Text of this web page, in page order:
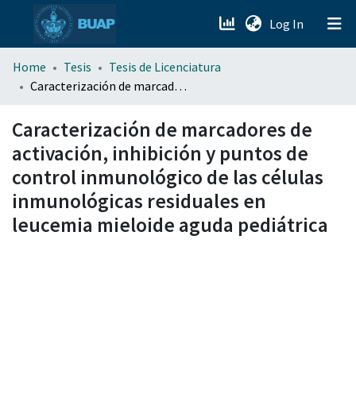
Log In (current)
menu.section.about_menu
Home Tesis
Tesis de Licenciatura
Caracterización de marcadores de activación, inhibición y puntos de control inmunológico de las células inmunológicas residuales en leucemia mieloide aguda pediátrica
Caracterización de marcadores de
activación, inhibición y puntos de
control inmunológico de las células
inmunológicas residuales en
leucemia mieloide aguda pediátrica